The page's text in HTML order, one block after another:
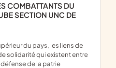
SECTION UNC DE
solidarité qui existent entre
de la patrie